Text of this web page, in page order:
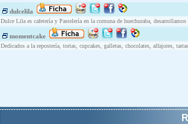
dulcelila
Dulce Lila es cafetería y Pastelería en la comuna de huechuraba, desarrollamos
momentcake
Dedicados a la repostería, tortas, cupcakes, galletas, chocolates, alfajores, tartas